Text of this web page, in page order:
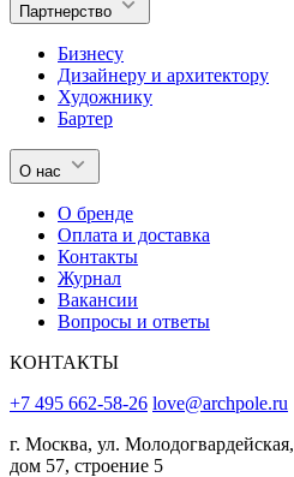
Партнерство
Бизнесу
Дизайнеру и архитектору
Художнику
Бартер
О нас
О бренде
Оплата и доставка
Контакты
Журнал
Вакансии
Вопросы и ответы
КОНТАКТЫ
+7 495 662-58-26 love@archpole.ru
г. Москва, ул. Молодогвардейская,
дом 57, строение 5